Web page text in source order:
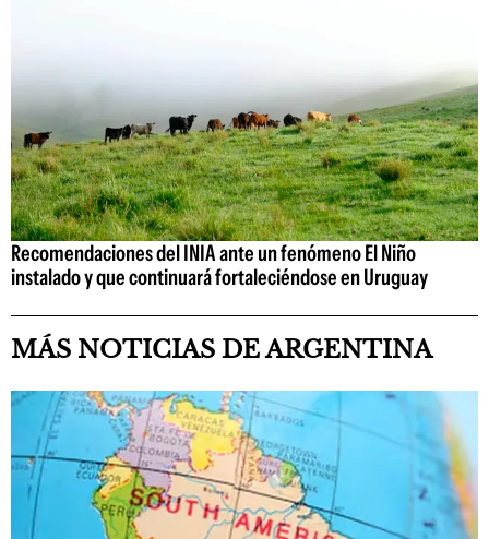
Recomendaciones del INIA ante un fenómeno El Niño
instalado y que continuará fortaleciéndose en Uruguay
MÁS NOTICIAS DE ARGENTINA